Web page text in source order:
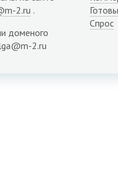
2.ru .
доменого
2.ru
Спрос